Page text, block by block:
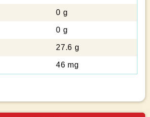
0 g
0 g
27.6 g
46 mg